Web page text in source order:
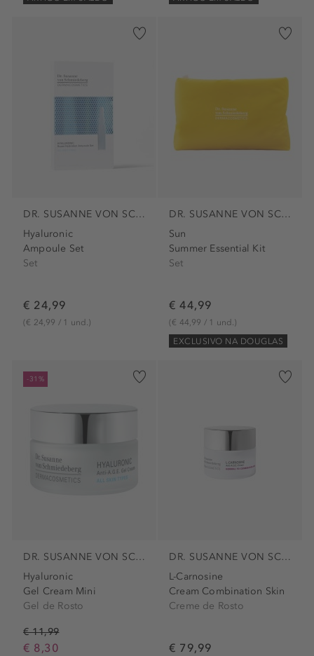
DR. SUSANNE VON SCHMIEDEBERG
Hyaluronic
Ampoule Set
Set
€ 24,99
(€ 24,99 / 1 und.)
DR. SUSANNE VON SCHMIEDEBERG
Sun
Summer Essential Kit
Set
€ 44,99
(€ 44,99 / 1 und.)
EXCLUSIVO NA DOUGLAS
-31%
DR. SUSANNE VON SCHMIEDEBERG
Hyaluronic
Gel Cream Mini
Gel de Rosto
€ 11,99
€ 8,30
DR. SUSANNE VON SCHMIEDEBERG
L-Carnosine
Cream Combination Skin
Creme de Rosto
€ 79,99